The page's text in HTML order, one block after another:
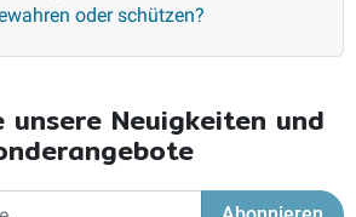
oder schützen?
unsere Neuigkeiten und